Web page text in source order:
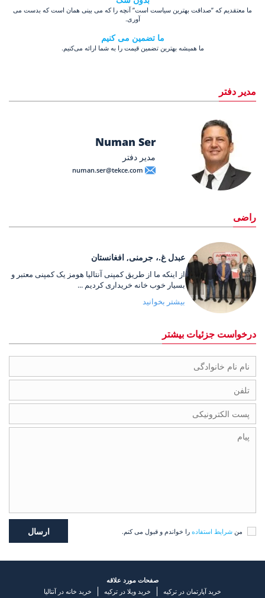
ما معتقدیم که ”صداقت بهترین سیاست است” آنچه را که می بینی همان است که بدست می
آوری.
ما تضمین می کنیم
ما همیشه بهترین تضمین قیمت را به شما ارائه می‌کنیم.
مدیر دفتر
Numan Ser
مدیر دفتر
numan.ser@tekce.com
راضی
عبدل غ.، جرمنی, افغانستان
از اینکه ما از طریق کمپنی آنتالیا هومز یک کمپنی معتبر و
بسیار خوب خانه خریداری کردیم ...
بیشتر بخوانید
درخواست جزئیات بیشتر
من شرایط استفاده را خواندم و قبول می کنم.
صفحات مورد علاقه
خرید آپارتمان در ترکیه
خرید ویلا در ترکیه خرید خانه در آنتالیا